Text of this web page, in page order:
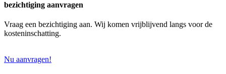
bezichtiging aanvragen
Vraag een bezichtiging aan. Wij komen vrijblijvend langs voor de
kosteninschatting.
Nu aanvragen!